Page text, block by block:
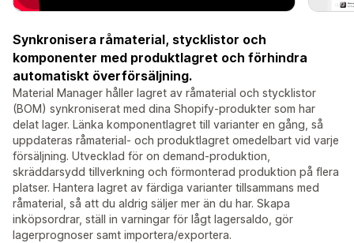
Synkronisera råmaterial, stycklistor och
komponenter med produktlagret och förhindra
automatiskt överförsäljning.
Material Manager håller lagret av råmaterial och stycklistor
(BOM) synkroniserat med dina Shopify-produkter som har
delat lager. Länka komponentlagret till varianter en gång, så
uppdateras råmaterial- och produktlagret omedelbart vid varje
försäljning. Utvecklad för on demand-produktion,
skräddarsydd tillverkning och förmonterad produktion på flera
platser. Hantera lagret av färdiga varianter tillsammans med
råmaterial, så att du aldrig säljer mer än du har. Skapa
inköpsordrar, ställ in varningar för lågt lagersaldo, gör
lagerprognoser samt importera/exportera.